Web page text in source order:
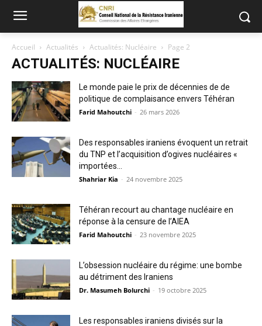
Accueil Actualités Actualités: Nucléaire Page 2
ACTUALITÉS: NUCLÉAIRE
Le monde paie le prix de décennies de de
politique de complaisance envers Téhéran
Farid Mahoutchi - 26 mars 2026
Des responsables iraniens évoquent un retrait
du TNP et l’acquisition d’ogives nucléaires «
importées...
Shahriar Kia - 24 novembre 2025
Téhéran recourt au chantage nucléaire en
réponse à la censure de l’AIEA
Farid Mahoutchi - 23 novembre 2025
L’obsession nucléaire du régime: une bombe
au détriment des Iraniens
Dr. Masumeh Bolurchi - 19 octobre 2025
Les responsables iraniens divisés sur la